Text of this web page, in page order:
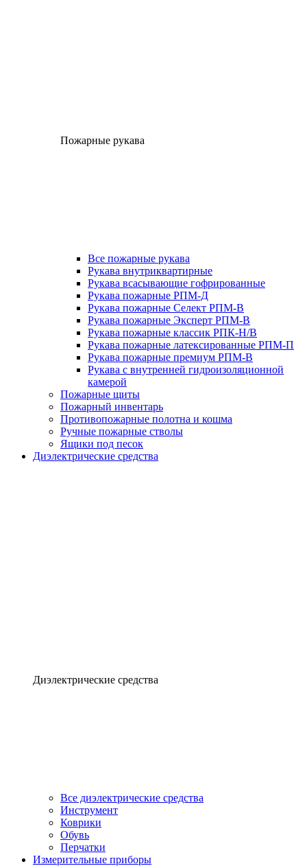
Пожарные рукава
Все пожарные рукава
Рукава внутриквартирные
Рукава всасывающие гофрированные
Рукава пожарные РПМ-Д
Рукава пожарные Селект РПМ-В
Рукава пожарные Эксперт РПМ-В
Рукава пожарные классик РПК-Н/В
Рукава пожарные латексированные РПМ-П
Рукава пожарные премиум РПМ-В
Рукава с внутренней гидроизоляционной
камерой
Пожарные щиты
Пожарный инвентарь
Противопожарные полотна и кошма
Ручные пожарные стволы
Ящики под песок
Диэлектрические средства
Диэлектрические средства
Все диэлектрические средства
Инструмент
Коврики
Обувь
Перчатки
Измерительные приборы